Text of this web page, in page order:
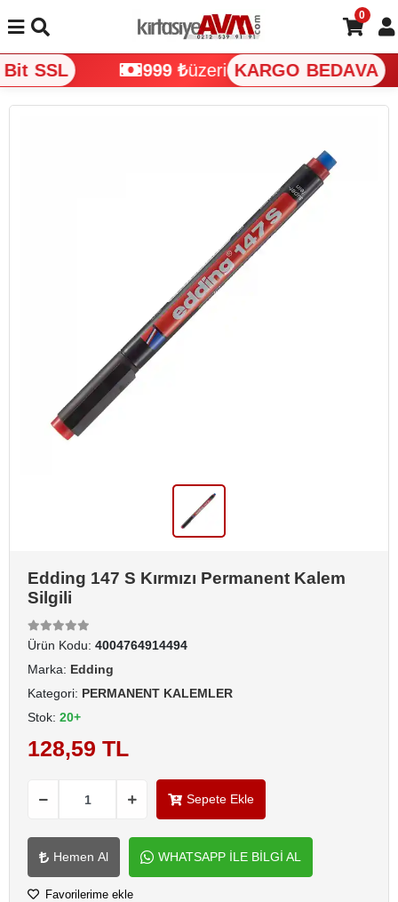
SSL 999 ₺ üzeri KARGO BEDAVA
0
Edding 147 S Kırmızı Permanent Kalem
Silgili
Ürün Kodu: 4004764914494
Marka: Edding
Kategori: PERMANENT KALEMLER
Stok: 20+
128,59 TL
Sepete Ekle
Hemen Al WHATSAPP İLE BİLGİ AL
Favorilerime ekle